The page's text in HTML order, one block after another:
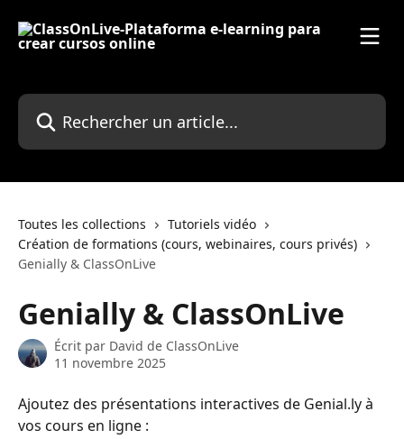
Rechercher un article...
Toutes les collections
Tutoriels vidéo
Création de formations (cours, webinaires, cours privés)
Genially & ClassOnLive
Genially & ClassOnLive
Écrit par David de ClassOnLive
11 novembre 2025
Ajoutez des présentations interactives de Genial.ly à
vos cours en ligne :